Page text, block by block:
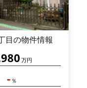
目の物件情報
万円
- ％